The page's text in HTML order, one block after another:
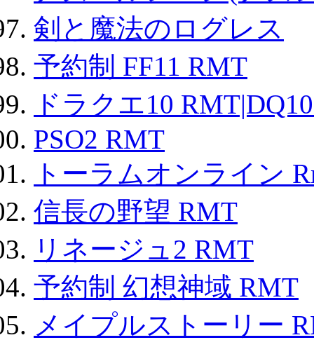
剣と魔法のログレス
予約制 FF11 RMT
ドラクエ10
PSO2 RMT
トーラムオンライン
信長の野望 RMT
リネージュ2 RMT
予約制 幻想神域 RMT
メイプルストーリー